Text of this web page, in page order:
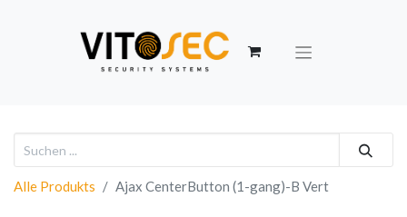
Alle Produkts Ajax CenterButton (1-gang)-B Vert